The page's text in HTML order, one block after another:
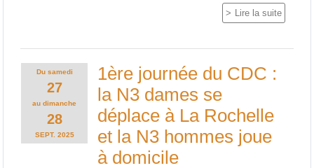
Lire la suite
Du samedi
27
audimanche
28
SEPT. 2025
1ère journée du CDC :
la N3 dames se
déplace à La Rochelle
et la N3 hommes joue
à domicile